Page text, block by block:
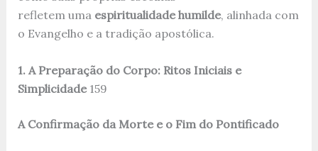
refletem uma espiritualidade humilde, alinhada com
o Evangelho e a tradição apostólica.
1. A Preparação do Corpo: Ritos Iniciais e
Simplicidade 159
A Confirmação da Morte e o Fim do Pontificado